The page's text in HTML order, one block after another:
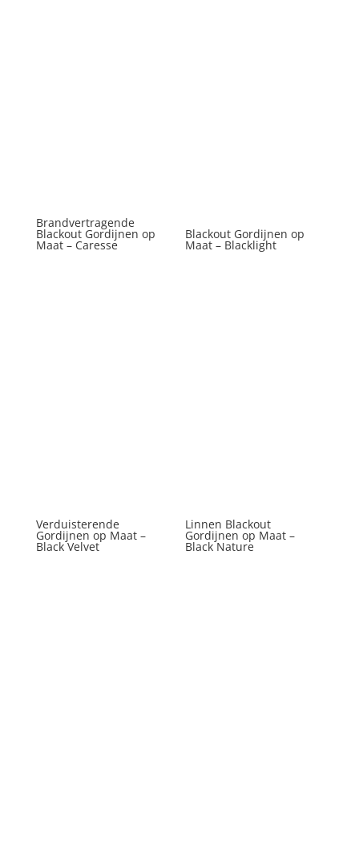
Brandvertragende
Blackout Gordijnen op
Maat – Caresse
Blackout Gordijnen op
Maat – Blacklight
Verduisterende
Gordijnen op Maat –
Black Velvet
Linnen Blackout
Gordijnen op Maat –
Black Nature